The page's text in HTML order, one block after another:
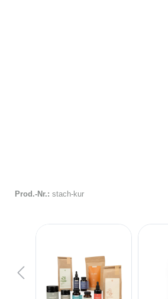
Prod.-Nr.: stach-kur